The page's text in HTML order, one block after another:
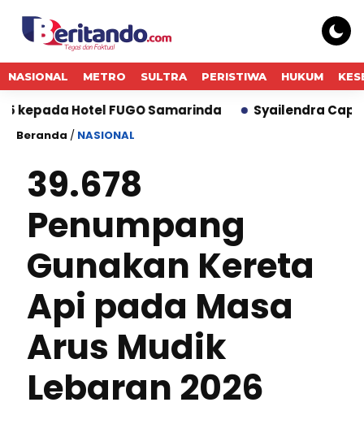
NASIONAL METRO SULTRA PERISTIWA HUKUM
Hotel FUGO Samarinda Syailendra Capital
Beranda / NASIONAL
39.678
Penumpang
Gunakan Kereta
Api pada Masa
Arus Mudik
Lebaran 2026